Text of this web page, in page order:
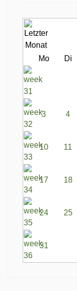
Mo Di
3 4
10 11
17 18
24 25
31